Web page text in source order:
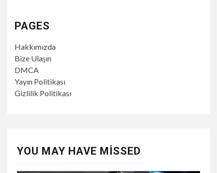
PAGES
Hakkımızda
Bize Ulaşın
DMCA
Yayın Politikası
Gizlilik Politikası
YOU MAY HAVE MISSED